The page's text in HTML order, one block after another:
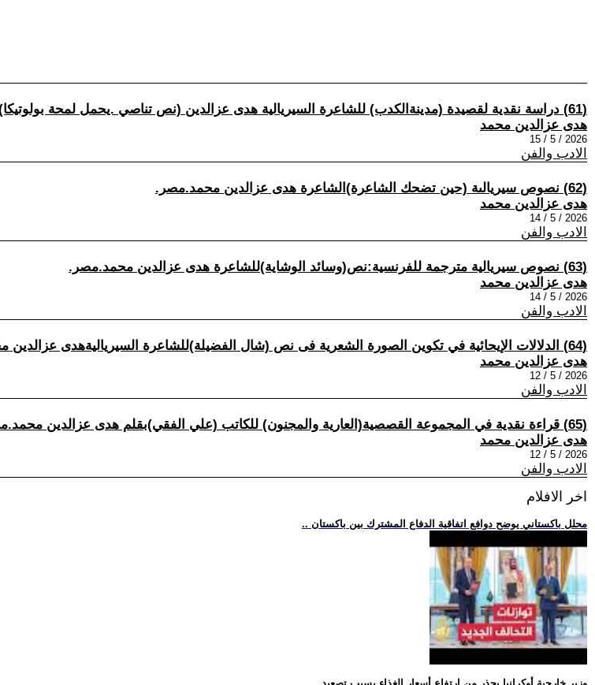
(61) دراسة نقدية لقصيدة (مدينةالكدب) للشاعرة السيريالية هدى عزالدين (نص تناصي .يحمل لمحة بولوتيكا) بقلم: الناقدهشام صيام.
هدى عزالدين محمد
2026 / 5 / 15
الادب والفن
(62) نصوص سيريالىة (حين تضحك الشاعرة)الشاعرة هدى عزالدين محمد.مصر.
هدى عزالدين محمد
2026 / 5 / 14
الادب والفن
(63) نصوص سيريالية مترجمة للفرنسية:نص(وسائد الوشاية)للشاعرة هدى عزالدين محمد.مصر.
هدى عزالدين محمد
2026 / 5 / 14
الادب والفن
(64) الدلالات الإيحائية في تكوين الصورة الشعرية فى نص (شال الفضيلة)للشاعرة السيرياليةهدى عزالدين محمد.بقلم عباس باني المالكي.مصر.
هدى عزالدين محمد
2026 / 5 / 12
الادب والفن
(65) قراءة نقدية في المجموعة القصصية(العارية والمجنون) للكاتب (علي الفقي)بقلم هدى عزالدين محمد.مصر.
هدى عزالدين محمد
2026 / 5 / 12
الادب والفن
اخر الافلام
.. محلل باكستاني يوضح دوافع اتفاقية الدفاع المشترك بين باكستان